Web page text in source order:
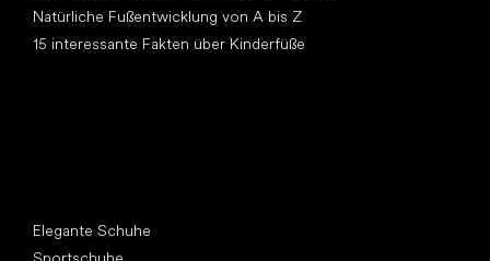
Natürliche Fußentwicklung von A bis Z
15 interessante Fakten über Kinderfüße
Elegante Schuhe